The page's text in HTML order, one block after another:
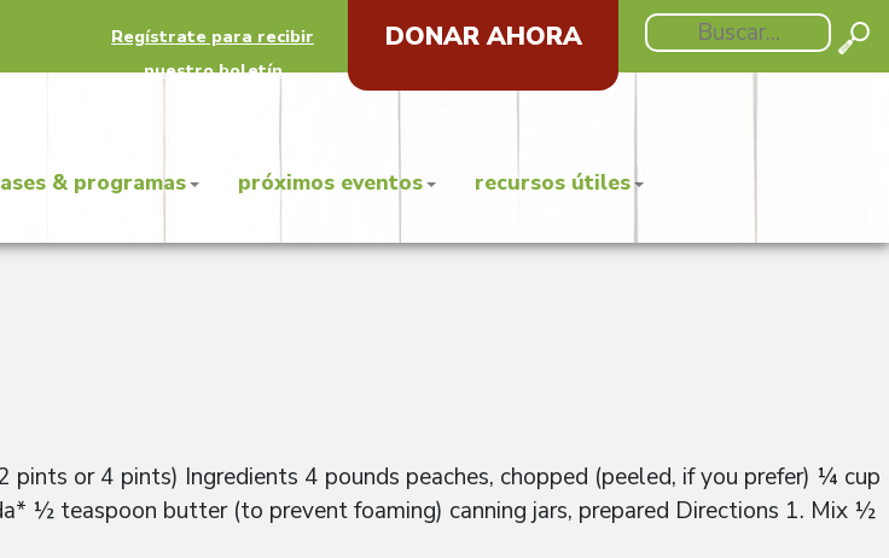
Regístrate para recibir
nuestro boletín
DONAR AHORA
& programas próximos eventos recursos útiles
or 4 pints) Ingredients 4 pounds peaches, chopped (peeled, if you prefer) ¼ cup
½ teaspoon butter (to prevent foaming) canning jars, prepared Directions 1. Mix ½